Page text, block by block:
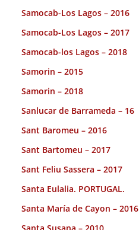
Samocab-Los Lagos – 2016
Samocab-Los Lagos – 2017
Samocab-los Lagos – 2018
Samorin – 2015
Samorin – 2018
Sanlucar de Barrameda – 16
Sant Baromeu – 2016
Sant Bartomeu – 2017
Sant Feliu Sassera – 2017
Santa Eulalia. PORTUGAL.
Santa María de Cayon – 2016